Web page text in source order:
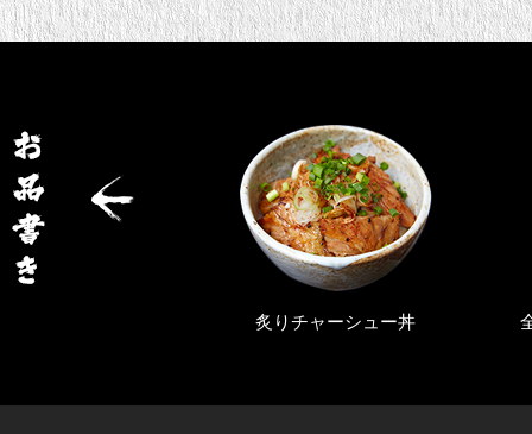
全部のせらぁめん（塩・醤油）